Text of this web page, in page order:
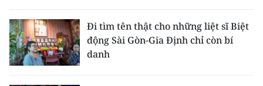
Đi tìm tên thật cho những liệt sĩ Biệt
động Sài Gòn-Gia Định chỉ còn bí
danh